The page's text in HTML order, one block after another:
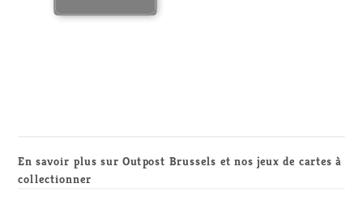
En savoir plus sur Outpost Brussels et nos jeux de cartes à
collectionner